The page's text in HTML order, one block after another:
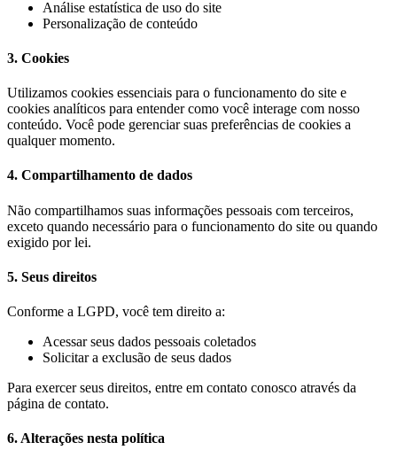
Análise estatística de uso do site
Personalização de conteúdo
3. Cookies
Utilizamos cookies essenciais para o funcionamento do site e
cookies analíticos para entender como você interage com nosso
conteúdo. Você pode gerenciar suas preferências de cookies a
qualquer momento.
4. Compartilhamento de dados
Não compartilhamos suas informações pessoais com terceiros,
exceto quando necessário para o funcionamento do site ou quando
exigido por lei.
5. Seus direitos
Conforme a LGPD, você tem direito a:
Acessar seus dados pessoais coletados
Solicitar a exclusão de seus dados
Para exercer seus direitos, entre em contato conosco através da
página de contato.
6. Alterações nesta política